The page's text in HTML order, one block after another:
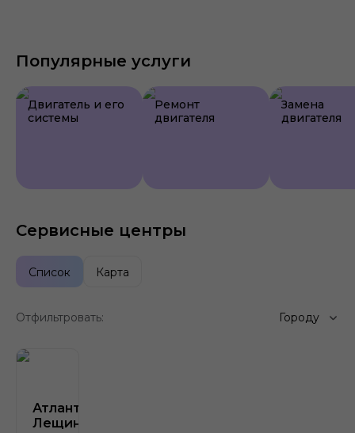
Популярные услуги
Двигатель и его
системы
Ремонт
двигателя
Замена
двигателя
Сервисные центры
Список Карта
Отфильтровать: Городу
Атлант-М
Лещинского